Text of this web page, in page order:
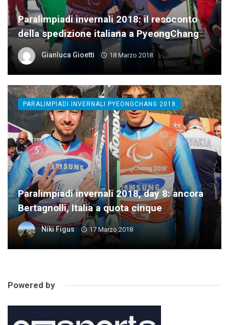
Paralimpiadi invernali 2018: il resoconto
della spedizione italiana a PyeongChang
Gianluca Gioetti 18 Marzo 2018
Paralimpiadi invernali 2018, day 8: ancora
Bertagnolli, Italia a quota cinque
Niki Figus 17 Marzo 2018
PARALIMPIADI INVERNALI PYEONGCHANG 2018
Powered by